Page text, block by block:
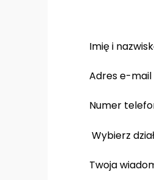
Imię i
Adres e-mail
Numer
Twoja